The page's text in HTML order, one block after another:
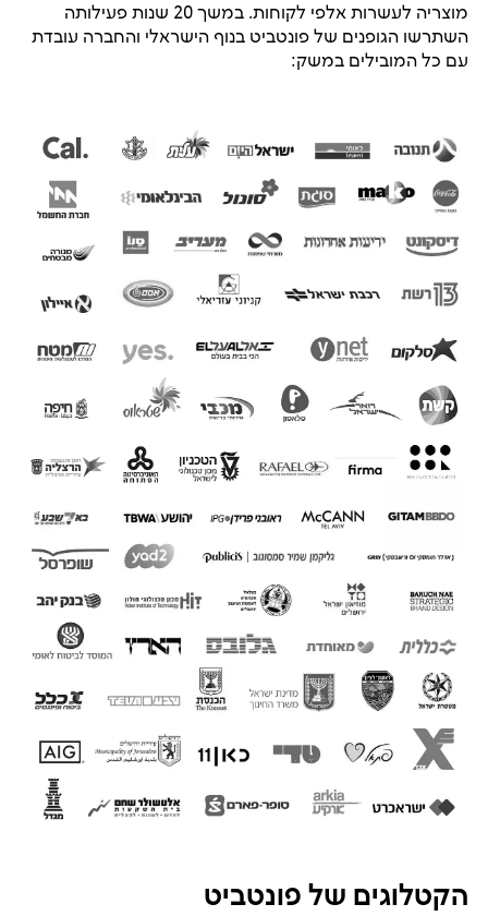
מוצריה לעשרות אלפי לקוחות. במשך 20 שנות פעילותה
השתרשו הגופנים של פונטביט בנוף הישראלי והחברה עובדת
עם כל המובילים במשק:
הקטלוגים של פונטביט